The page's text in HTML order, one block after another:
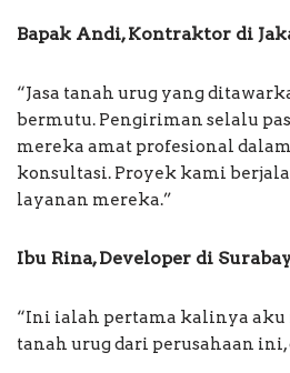
Bapak Andi, Kontraktor di
“Jasa tanah urug yang
bermutu. Pengiriman selalu
mereka amat profesional
konsultasi. Proyek kami
layanan mereka.”
Ibu Rina, Developer di
“Ini ialah pertama kalinya
tanah urug dari perusahaan ini,